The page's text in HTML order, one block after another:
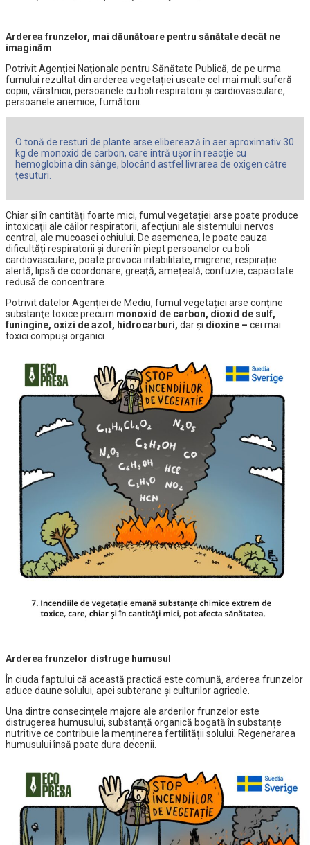
Arderea frunzelor, mai dăunătoare pentru sănătate decât ne
imaginăm
Potrivit Agenției Naționale pentru Sănătate Publică, de pe urma
fumului rezultat din arderea vegetației uscate cel mai mult suferă
copiii, vârstnicii, persoanele cu boli respiratorii și cardiovasculare,
persoanele anemice, fumătorii.
O tonă de resturi de plante arse eliberează în aer aproximativ 30
kg de monoxid de carbon, care intră uşor în reacţie cu
hemoglobina din sânge, blocând astfel livrarea de oxigen către
țesuturi.
Chiar şi în cantităţi foarte mici, fumul vegetației arse poate produce
intoxicaţii ale căilor respiratorii, afecţiuni ale sistemului nervos
central, ale mucoasei ochiului. De asemenea, le poate cauza
dificultăți respiratorii și dureri în piept persoanelor cu boli
cardiovasculare, poate provoca iritabilitate, migrene, respirație
alertă, lipsă de coordonare, greață, amețeală, confuzie, capacitate
redusă de concentrare.
Potrivit datelor Agenției de Mediu, fumul vegetației arse conține
substanţe toxice precum monoxid de carbon, dioxid de sulf,
funingine, oxizi de azot, hidrocarburi, dar şi dioxine – cei mai
toxici compuși organici.
Arderea frunzelor distruge humusul
În ciuda faptului că această practică este comună, arderea frunzelor
aduce daune solului, apei subterane și culturilor agricole.
Una dintre consecințele majore ale arderilor frunzelor este
distrugerea humusului, substanță organică bogată în substanțe
nutritive ce contribuie la menținerea fertilității solului. Regenerarea
humusului însă poate dura decenii.